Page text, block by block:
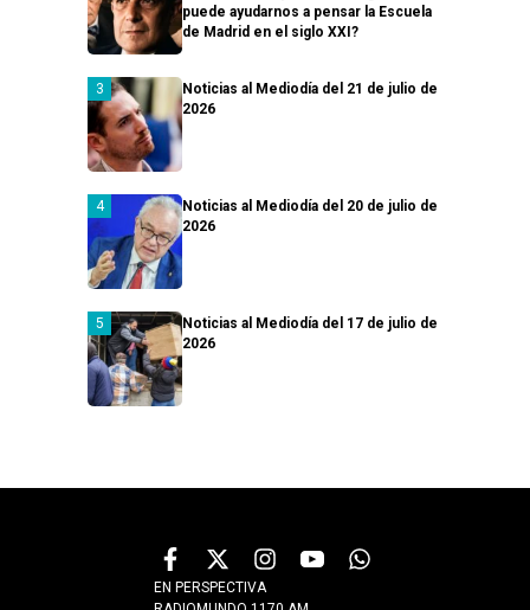
puede ayudarnos a pensar la Escuela
de Madrid en el siglo XXI?
Noticias al Mediodía del 21 de julio de
2026
Noticias al Mediodía del 20 de julio de
2026
Noticias al Mediodía del 17 de julio de
2026
EN PERSPECTIVA